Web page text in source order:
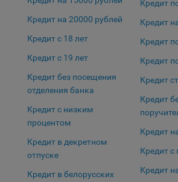
пом.44.
Отключение рекламных cookie-файлы
принимать меры по
Сайта, исходя из предпочтений
осуществлять подбор рекламы, иных
материалов по наиболее
назначению для каждого конкретного
Компании, которым мы поручаем
данной цели:
Яндекса рекламная сеть (Yandex
Кредит на 20000 рублей
Кредит с 18 лет
Кредит с 19 лет
Кредит без посещения
отделения банка
Кредит с низким
процентом
Кредит в декретном
отпуске
Кредит в белорусских
Кредит
Кредит
Кредит
Кредит
Кредит
Кредит
Кредит
Кредит с
Кредит